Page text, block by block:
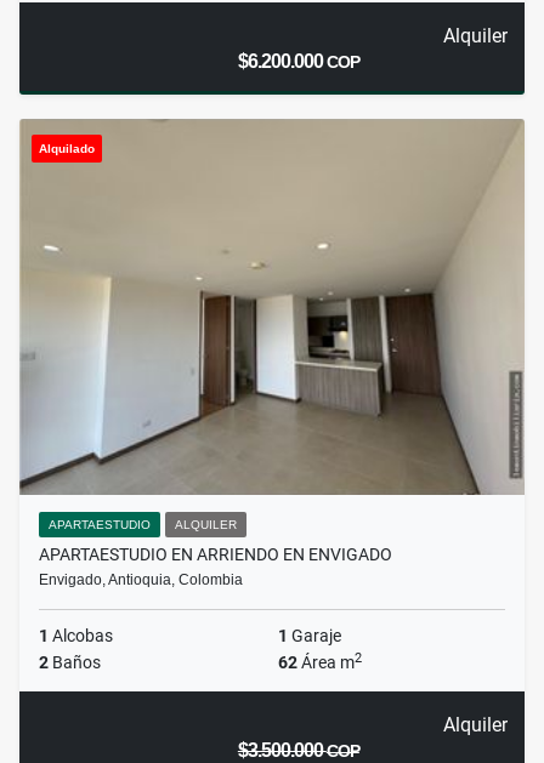
Alquiler
$6.200.000COP
Alquilado
APARTAESTUDIO ALQUILER
APARTAESTUDIO EN ARRIENDO EN ENVIGADO
Envigado, Antioquia, Colombia
1 Alcobas 1 Garaje
2 Baños 62Área m2
Alquiler
$3.500.000COP